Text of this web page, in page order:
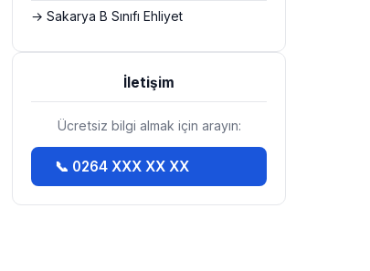
→ Sakarya B Sınıfı Ehliyet
İletişim
Ücretsiz bilgi almak için arayın:
📞 0264 XXX XX XX